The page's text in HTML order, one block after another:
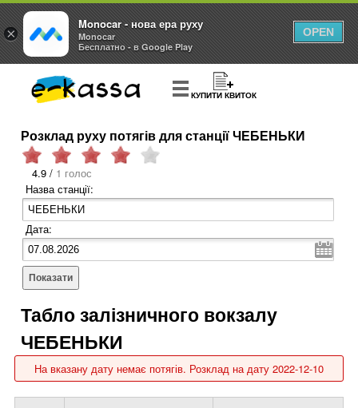
КУПИТИ КВИТОК
Розклад руху потягів для станції ЧЕБЕНЬКИ
4.9 / 1 голос
Назва станції:
Дата:
Показати
Табло залізничного вокзалу
ЧЕБЕНЬКИ
На вказану дату немає потягів. Розклад на дату 2022-12-10
×
Monocar - нова ера руху
Monocar
Бесплатно - в Google Play
OPEN